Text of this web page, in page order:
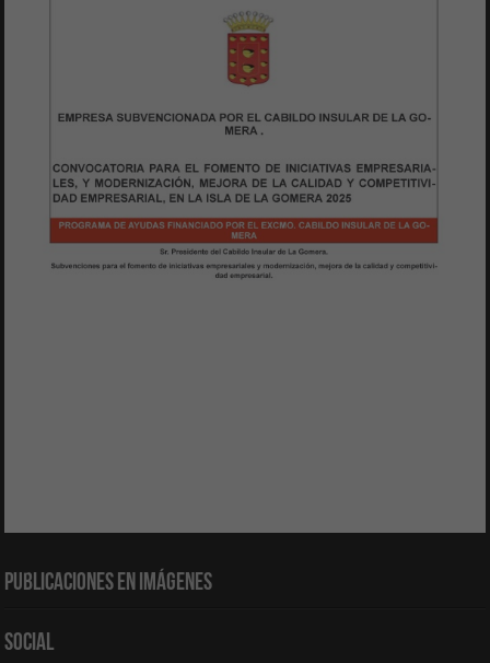
Publicaciones en Imágenes
Social